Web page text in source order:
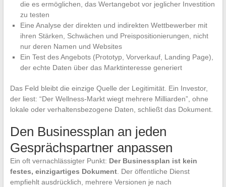
die es ermöglichen, das Wertangebot vor jeglicher Investition
zu testen
Eine Analyse der direkten und indirekten Wettbewerber mit
ihren Stärken, Schwächen und Preispositionierungen, nicht
nur deren Namen und Websites
Ein Test des Angebots (Prototyp, Vorverkauf, Landing Page),
der echte Daten über das Marktinteresse generiert
Das Feld bleibt die einzige Quelle der Legitimität. Ein Investor,
der liest: “Der Wellness-Markt wiegt mehrere Milliarden”, ohne
lokale oder verhaltensbezogene Daten, schließt das Dokument.
Den Businessplan an jeden
Gesprächspartner anpassen
Ein oft vernachlässigter Punkt: Der Businessplan ist kein
festes, einzigartiges Dokument. Der öffentliche Dienst
empfiehlt ausdrücklich, mehrere Versionen je nach